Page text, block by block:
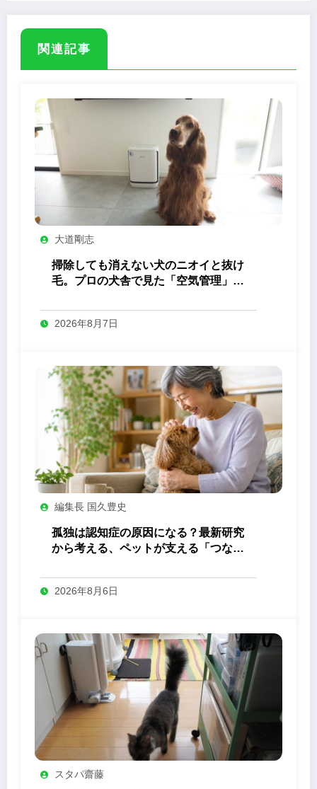
関連記事
大道剛志
掃除しても消えない犬のニオイと抜け
毛。プロの犬舎で見た「空気管理」の
2026年8月7日
編集長 国久豊史
孤独は認知症の原因になる？最新研究
から考える、ペットが支える「つなが
2026年8月6日
スタパ齋藤